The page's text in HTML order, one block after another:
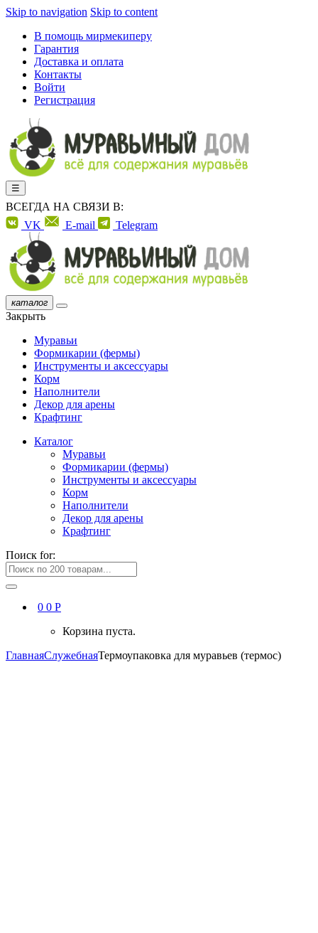
Skip to navigation Skip to content
В помощь мирмекиперу
Гарантия
Доставка и оплата
Контакты
Войти
Регистрация
☰
ВСЕГДА НА СВЯЗИ В:
VK
E-mail Telegram
каталог
Закрыть
Муравьи
Формикарии (фермы)
Инструменты и аксессуары
Корм
Наполнители
Декор для арены
Крафтинг
Каталог
Муравьи
Формикарии (фермы)
Инструменты и аксессуары
Корм
Наполнители
Декор для арены
Крафтинг
Поиск for:
0 0 Р
Корзина пуста.
ГлавнаяСлужебнаяТермоупаковка для муравьев (термос)